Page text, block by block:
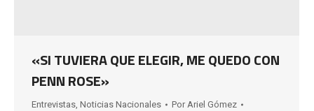
«SI TUVIERA QUE ELEGIR, ME QUEDO CON
PENN ROSE»
Entrevistas, Noticias Nacionales Por Ariel Gómez